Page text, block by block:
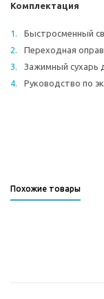
Комплектация
Быстросменный
Переходная
Зажимный сухарь
Руководство по
Похожие товары